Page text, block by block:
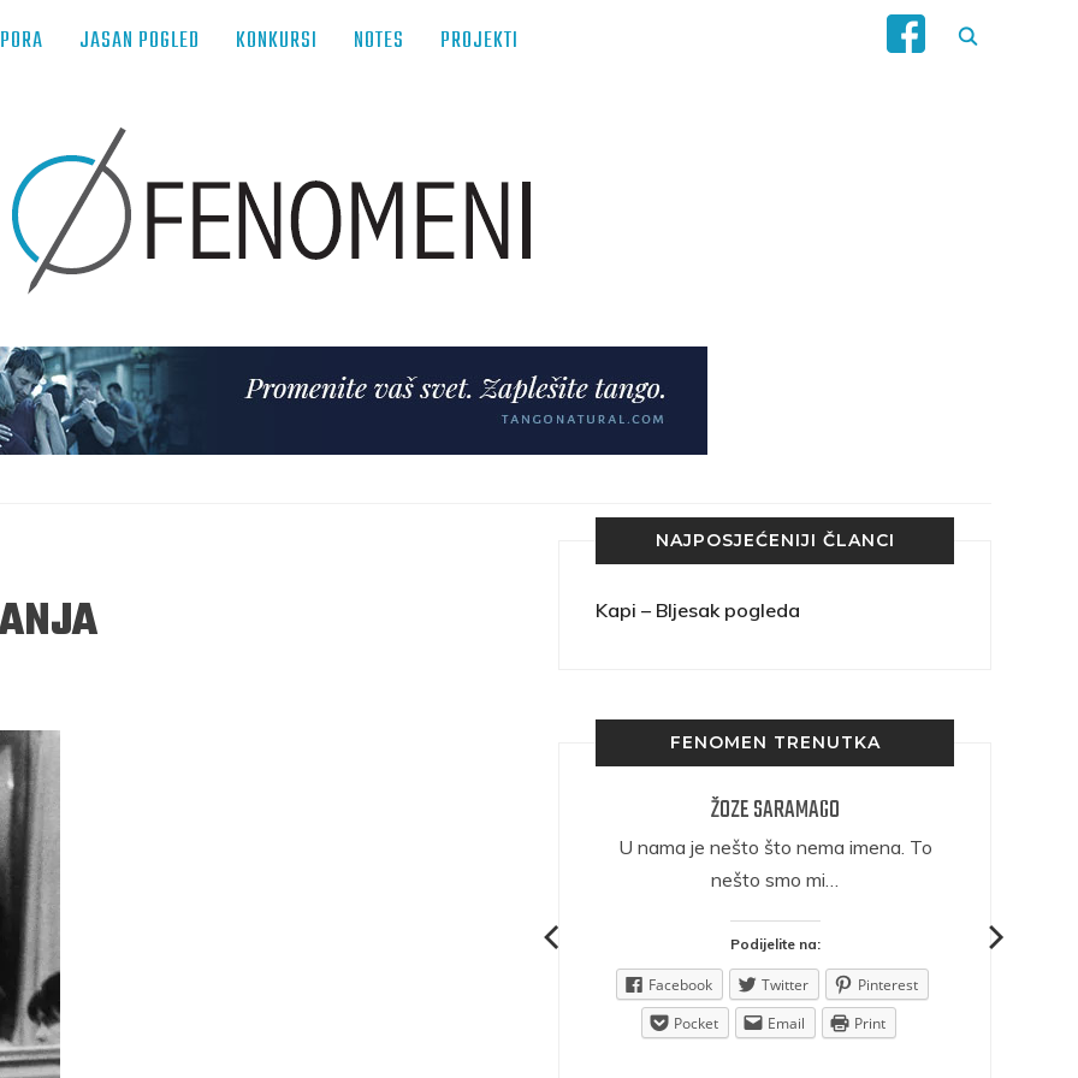
JASAN POGLED KONKURSI NOTES PROJEKTI
NAJPOSJEĆENIJI ČLANCI
Kapi – Bljesak pogleda
FENOMEN TRENUTKA
ŽOZE SARAMAGO
U nama je nešto što nema imena. To
nešto smo mi…
Podijelite na:
Facebook Twitter
Pinterest
Pocket
Email Print
JESENJIN
navikli na življenje pod
navikli smo da užižemo
ikonama, ali ne i pred
Podijelite na:
Twitter